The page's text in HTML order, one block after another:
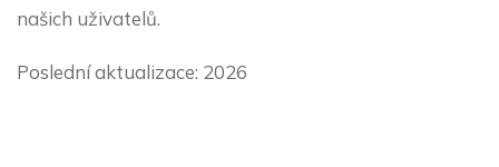
našich uživatelů.
Poslední aktualizace: 2026